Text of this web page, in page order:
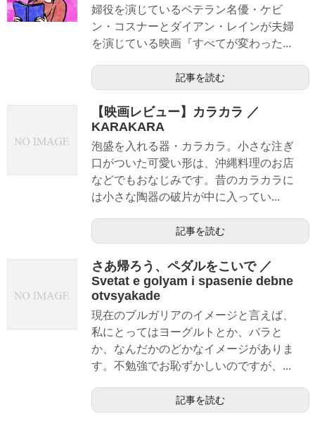
婦役を演じているベテラン名優・ケビ
ン・コスナーとダイアン・レインが夫婦
を演じている映画『すべてが変わった...
記事を読む
【映画レビュー】カラカラ ／
KARAKARA
泡盛を入れる器・カラカラ。小さな注ぎ
口がついた可愛い形は、沖縄料理のお店
などでもおなじみです。昔のカラカラに
は小さな陶器の破片が中に入ってい...
記事を読む
さあ帰ろう、ペダルをこいで ／
Svetat e golyam i spasenie debne
otvsyakade
現在のブルガリアのイメージと言えば、
私にとってはヨーグルトとか、バラと
か、なんだかのどかなイメージがありま
す。不勉強でお恥ずかしいのですが、...
記事を読む